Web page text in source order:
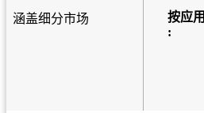
涵盖细分市场
按应用
: